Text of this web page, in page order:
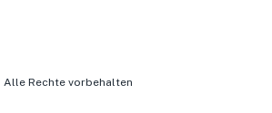
Alle Rechte vorbehalten